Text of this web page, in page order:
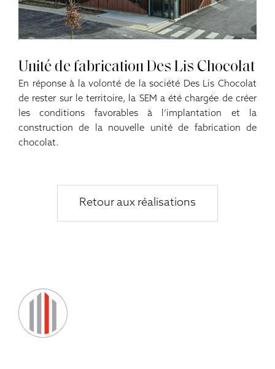
Unité de fabrication Des Lis Chocolat
En réponse à la volonté de la société Des Lis Chocolat
de rester sur le territoire, la SEM a été chargée de créer
les conditions favorables à l’implantation et la
construction de la nouvelle unité de fabrication de
chocolat.
Retour aux réalisations